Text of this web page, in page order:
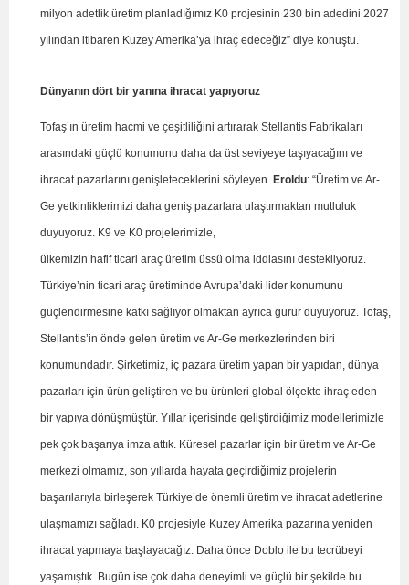
milyon adetlik üretim planladığımız K0 projesinin 230 bin adedini 2027
yılından itibaren Kuzey Amerika’ya ihraç edeceğiz” diye konuştu.
Dünyanın dört bir yanına ihracat yapıyoruz
Tofaş’ın üretim hacmi ve çeşitliliğini artırarak Stellantis Fabrikaları
arasındaki güçlü konumunu daha da üst seviyeye taşıyacağını ve
ihracat pazarlarını genişleteceklerini söyleyen Eroldu: “Üretim ve Ar-
Ge yetkinliklerimizi daha geniş pazarlara ulaştırmaktan mutluluk
duyuyoruz. K9 ve K0 projelerimizle,
ülkemizin hafif ticari araç üretim üssü olma iddiasını destekliyoruz.
Türkiye’nin ticari araç üretiminde Avrupa’daki lider konumunu
güçlendirmesine katkı sağlıyor olmaktan ayrıca gurur duyuyoruz. Tofaş,
Stellantis’in önde gelen üretim ve Ar-Ge merkezlerinden biri
konumundadır. Şirketimiz, iç pazara üretim yapan bir yapıdan, dünya
pazarları için ürün geliştiren ve bu ürünleri global ölçekte ihraç eden
bir yapıya dönüşmüştür. Yıllar içerisinde geliştirdiğimiz modellerimizle
pek çok başarıya imza attık. Küresel pazarlar için bir üretim ve Ar-Ge
merkezi olmamız, son yıllarda hayata geçirdiğimiz projelerin
başarılarıyla birleşerek Türkiye’de önemli üretim ve ihracat adetlerine
ulaşmamızı sağladı. K0 projesiyle Kuzey Amerika pazarına yeniden
ihracat yapmaya başlayacağız. Daha önce Doblo ile bu tecrübeyi
yaşamıştık. Bugün ise çok daha deneyimli ve güçlü bir şekilde bu